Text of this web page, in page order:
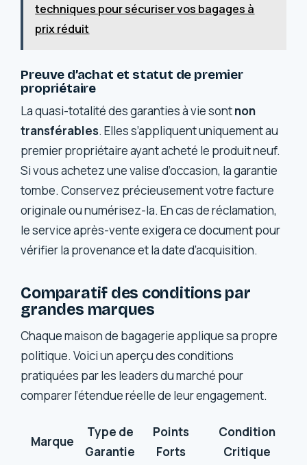
techniques pour sécuriser vos bagages à
prix réduit
Preuve d’achat et statut de premier
propriétaire
La quasi-totalité des garanties à vie sontnon
transférables. Elles s’appliquent uniquement au
premier propriétaire ayant acheté le produit neuf.
Si vous achetez une valise d’occasion, la garantie
tombe. Conservez précieusement votre facture
originale ou numérisez-la. En cas de réclamation,
le service après-vente exigera ce document pour
vérifier la provenance et la date d’acquisition.
Comparatif des conditions par
grandes marques
Chaque maison de bagagerie applique sa propre
politique. Voici un aperçu des conditions
pratiquées par les leaders du marché pour
comparer l’étendue réelle de leur engagement.
Marque
Type de
Garantie
Points
Forts
Condition
Critique